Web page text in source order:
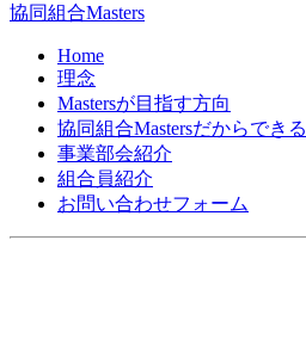
ョ
ン
協同組合Masters
Home
理念
Mastersが目指す方向
協同組合Mastersだからできる
事業部会紹介
組合員紹介
お問い合わせフォーム